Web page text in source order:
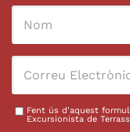
Fent ús d'aquest
Excursionista de